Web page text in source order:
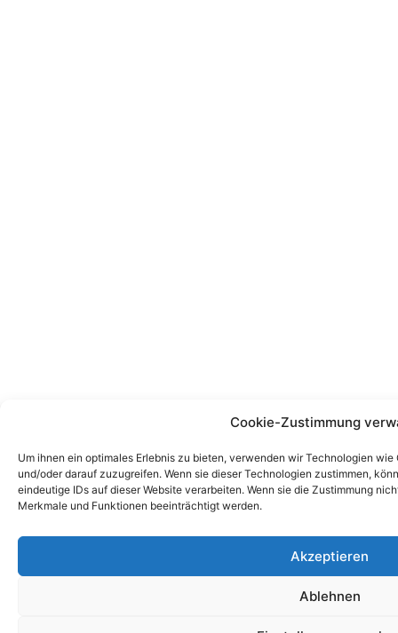
Cookie-Zustimmung
Um ihnen ein optimales Erlebnis zu bieten, verwenden wir Technologien
und/oder darauf zuzugreifen. Wenn sie dieser Technologien zustimmen,
eindeutige IDs auf dieser Website verarbeiten. Wenn sie die Zustimmung
Merkmale und Funktionen beeinträchtigt werden.
Akzeptieren
Ablehnen